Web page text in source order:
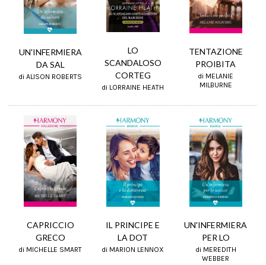
UN'INFERMIERA
DA SAL
di ALISON ROBERTS
LO
SCANDALOSO
CORTEG
di LORRAINE HEATH
TENTAZIONE
PROIBITA
di MELANIE
MILBURNE
CAPRICCIO
GRECO
di MICHELLE SMART
IL PRINCIPE E
LA DOT
di MARION LENNOX
UN'INFERMIERA
PER LO
di MEREDITH
WEBBER